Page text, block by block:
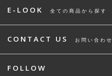
E-LOOK 全ての商品から探す
CONTACT US お問い合わせ
FOLLOW